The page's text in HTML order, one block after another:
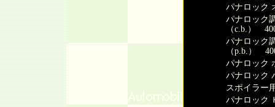
パナロッ
パナロック
（c.b.）
パナロック
（p.b.）
パナロッ
パナロッ
スポイラ
パナロッ